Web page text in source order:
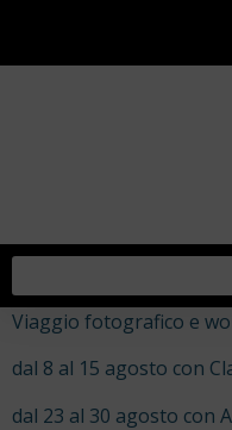
Viaggio fotografico e
dal 8 al 15 agosto con
dal 23 al 30 agosto con